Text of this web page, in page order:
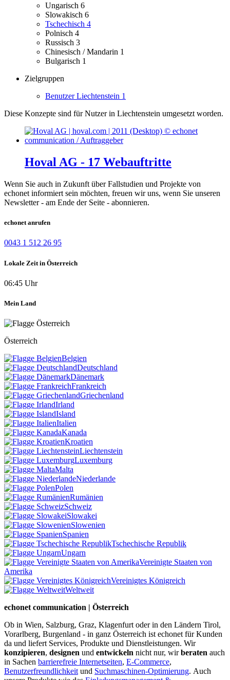
Ungarisch 6
Slowakisch 6
Tschechisch 4
Polnisch 4
Russisch 3
Chinesisch / Mandarin 1
Bulgarisch 1
Zielgruppen
Benutzer Liechtenstein 1
Diese Konzepte sind für Nutzer in Liechtenstein umgesetzt worden.
Hoval AG - 17 Webauftritte
Wenn Sie auch in Zukunft über Fallstudien und Projekte von
echonet informiert sein möchten, freuen wir uns, wenn Sie unseren
Newsletter - am Ende der Seite - abonnieren.
echonet anrufen
0043 1 512 26 95
Lokale Zeit in Österreich
06:45 Uhr
Mein Land
Österreich
Belgien
Deutschland
Dänemark
Frankreich
Griechenland
Irland
Island
Italien
Kanada
Kroatien
Liechtenstein
Luxemburg
Malta
Niederlande
Polen
Rumänien
Schweiz
Slowakei
Slowenien
Spanien
Tschechische Republik
Ungarn
Vereinigte Staaten von
Amerika
Vereinigtes Königreich
Weltweit
echonet communication | Österreich
Ob in Wien, Salzburg, Graz, Klagenfurt oder in den Ländern Tirol,
Vorarlberg, Burgenland - in ganz Österreich ist echonet für Kunden
da und liefert Services, Produkte und Dienstleistungen. Wir
konzipieren, designen und entwickeln nicht nur, wirberaten auch
in Sachen barrierefreie Internetseiten, E-Commerce,
Benutzerfreundlichkeit und Suchmaschinen-Optimierung. Auch